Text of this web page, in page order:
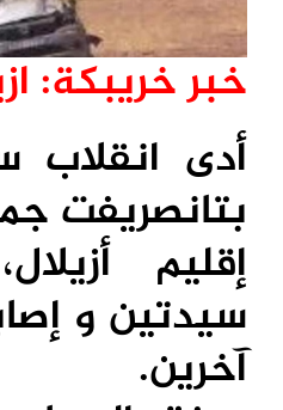
خبر خريبكة:
أدى انقلاب
بتانصريفت
إقليم
آخرين.